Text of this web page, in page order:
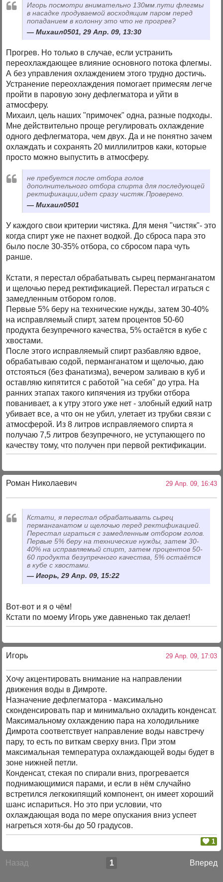
Игорь посмотри внимательно 130мм.пути флегмы
в насадке продуваемой восходящим паром перед
попаданием в колонну это что не прогрев?
Михаил0501, 29 Апр. 09, 13:30
Прогрев. Но только в случае, если устранить
переохлаждающее влияние основного потока флегмы.
А без управления охлаждением этого трудно достичь.
Устранение переохлаждения помогает примесям легче
пройти в паровую зону дефлегматора и уйти в
атмосферу.
Михаил, цель наших "примочек" одна, разные подходы.
Мне действительно проще регулировать охлаждение
одного дефлегматора, чем двух. Да и не понятно зачем
охлаждать и сохранять 20 миллилитров каки, которые
просто можно выпустить в атмосферу.
не пребуется после отбора голов
дополнительного отбора спирта для последующей
ректификации,идет сразу чистяк.Проверено.
Михаил0501
У каждого свои критерии чистяка. Для меня "чистяк"- это
когда спирт уже не пахнет водкой. До сброса пара это
было после 30-35% отбора, со сбросом пара чуть
ранше.
Кстати, я перестал обрабатывать сырец перманганатом
и щелочью перед ректификацией. Перестал играться с
замедленным отбором голов.
Первые 5% беру на технические нужды, затем 30-40%
на исправляемый спирт, затем процентов 50-60
продукта безупречного качества, 5% остаётся в кубе с
хвостами.
После этого исправляемый спирт разбавляю вдвое,
обрабатываю содой, перманганатом и щелочью, даю
отстояться (без фанатизма), вечером заливаю в куб и
оставляю кипятится с работой "на себя" до утра. На
ранних этапах такого кипячения из трубки отбора
пованивает, а к утру этого уже нет - злобный едкий натр
убивает все, а что он не убил, улетает из трубки связи с
атмосферой. Из 8 литров исправляемого спирта я
получаю 7,5 литров безупречного, не уступающего по
качеству тому, что получен при первой ректификации.
Роман Николаевич 29 Апр. 09, 16:43
Кстати, я перестал обрабатывать сырец
перманганатом и щелочью перед ректификацией.
Перестал играться с замедленным отбором голов.
Первые 5% беру на технические нужды, затем 30-
40% на исправляемый спирт, затем процентов 50-
60 продукта безупречного качества, 5% остаётся
в кубе с хвостами.
Игорь, 29 Апр. 09, 15:22
Вот-вот и я о чём!
Кстати по моему Игорь уже давненько так делает!
Игорь 29 Апр. 09, 17:03
Хочу акцентировать внимание на направлении
движения воды в Димроте.
Назначение дефлегматора - максимально
сконденсировать пар и минимально охладить конденсат.
Максимальному охлаждению пара на холодильнике
Димрота соответствует направление воды навстречу
пару, то есть по виткам сверху вниз. При этом
максимальная температура охлаждающей воды будет в
зоне нижней петли.
Конденсат, стекая по спирали вниз, прогревается
поднимающимися парами, и если в нём случайно
встретился легкокипящий компонент, он имеет хороший
шанс испариться. Но это при условии, что
охлаждающая вода по мере опускания вниз успеет
нагреться хотя-бы до 50 градусов.
1
Назад Вперед
1